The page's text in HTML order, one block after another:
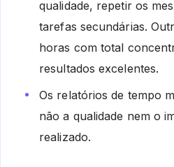
qualidade, repetir os
tarefas secundárias.
horas com total
resultados excelentes.
Os relatórios de tempo
não a qualidade nem o
realizado.